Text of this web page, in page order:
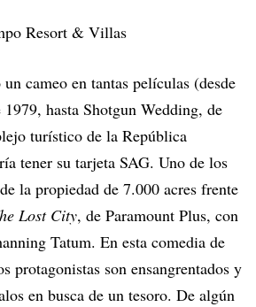
Resort & Villas
cameo en tantas películas (desde
hasta Shotgun Wedding, de
turístico de la República
tener su tarjeta SAG. Uno de los
la propiedad de 7.000 acres frente
Lost City, de Paramount Plus, con
Tatum. En esta comedia de
protagonistas son ensangrentados y
en busca de un tesoro. De algún